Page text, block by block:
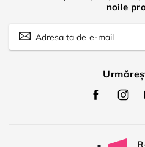
noile
Zuty
Facebook
Zuty